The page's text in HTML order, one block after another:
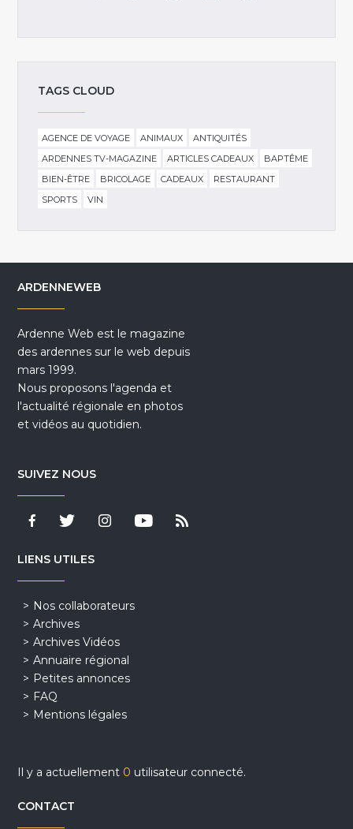
TAGS CLOUD
AGENCE DE VOYAGE ANIMAUX
ANTIQUITÉS
ARDENNES TV-MAGAZINE
ARTICLES CADEAUX
BAPTÊME
BIEN-ÊTRE
BRICOLAGE CADEAUX
RESTAURANT
SPORTS
VIN
ARDENNEWEB
Ardenne Web est le magazine
des ardennes sur le web depuis
mars 1999.
Nous proposons l'agenda et
l'actualité régionale en photos
et vidéos au quotidien.
SUIVEZ NOUS
LIENS UTILES
Nos collaborateurs
Archives
Archives Vidéos
Annuaire régional
Petites annonces
FAQ
Mentions légales
Il y a actuellement 0 utilisateur connecté.
CONTACT